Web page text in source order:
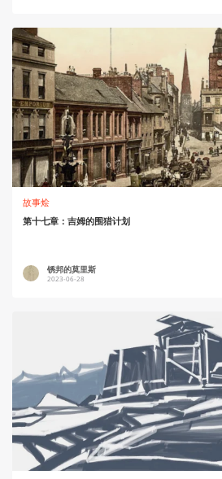
故事烩
第十七章：吉姆的围猎计划
锈邦的莫里斯
2023-06-28